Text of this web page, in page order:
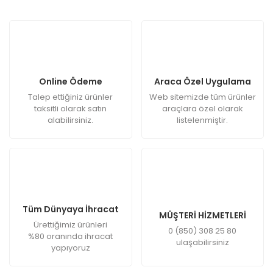
Online Ödeme
Talep ettiğiniz ürünler
taksitli olarak satın
alabilirsiniz.
Araca Özel Uygulama
Web sitemizde tüm ürünler
araçlara özel olarak
listelenmiştir.
Tüm Dünyaya İhracat
Ürettiğimiz ürünleri
%80 oranında ihracat
yapıyoruz
MÜŞTERİ HİZMETLERİ
0 (850) 308 25 80
ulaşabilirsiniz